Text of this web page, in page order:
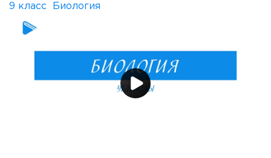
9 класс Биология